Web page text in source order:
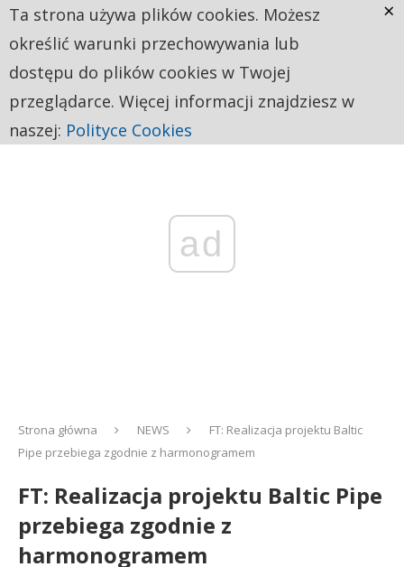
ad
Strona główna NEWS
FT: Realizacja projektu Baltic
Pipe przebiega zgodnie z harmonogramem
FT: Realizacja projektu Baltic Pipe
przebiega zgodnie z
harmonogramem
Ta strona używa plików cookies. Możesz
określić warunki przechowywania lub
dostępu do plików cookies w Twojej
przeglądarce. Więcej informacji znajdziesz w
naszej: Polityce Cookies
×